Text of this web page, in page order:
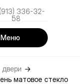
336-32-
58
Меню
→
матовое стекло